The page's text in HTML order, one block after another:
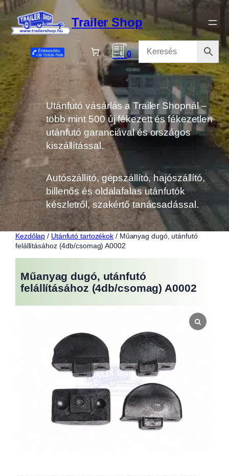
Ugrás
tartalomhoz
Trailer Shop
0
Utánfutó vásárlás a Trailer Shopnál –
több mint 500 új fékezett és fékezetlen
utánfutó garanciával és országos
kiszállítással.
Autószállító, gépszállító, hajószállító,
billenős és oldalafalas utánfutók
készletről, szakértő tanácsadással.
Kezdőlap / Utánfutó tartozékok / Műanyag dugó, utánfutó
felállításához (4db/csomag) A0002
Műanyag dugó, utánfutó
felállításához (4db/csomag) A0002